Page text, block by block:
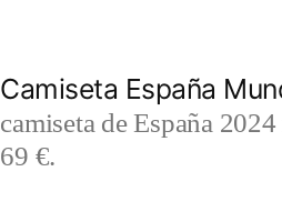
Camiseta España
camiseta de España
69 €.